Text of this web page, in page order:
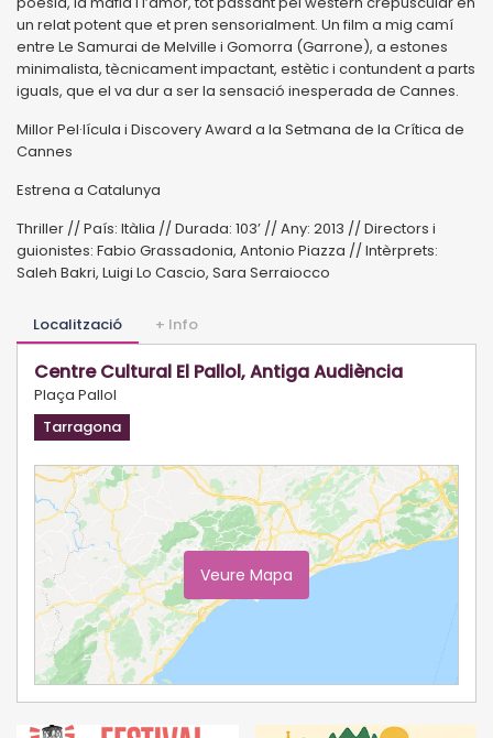
un relat potent que et pren sensorialment. Un film a mig camí
entre Le Samurai de Melville i Gomorra (Garrone), a estones
minimalista, tècnicament impactant, estètic i contundent a parts
iguals, que el va dur a ser la sensació inesperada de Cannes.
Millor Pel·lícula i Discovery Award a la Setmana de la Crítica de
Cannes
Estrena a Catalunya
Thriller // País: Itàlia // Durada: 103’ // Any: 2013 // Directors i
guionistes: Fabio Grassadonia, Antonio Piazza // Intèrprets:
Saleh Bakri, Luigi Lo Cascio, Sara Serraiocco
Localització + Info
Centre Cultural El Pallol, Antiga Audiència
Plaça Pallol
Tarragona
Veure Mapa